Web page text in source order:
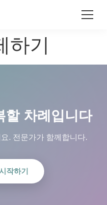
하기
할 차례입니다
. 전문가가 함께합니다.
작하기